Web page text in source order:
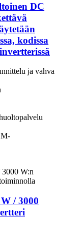
DC
kodissa
ja vahva
/ 3000